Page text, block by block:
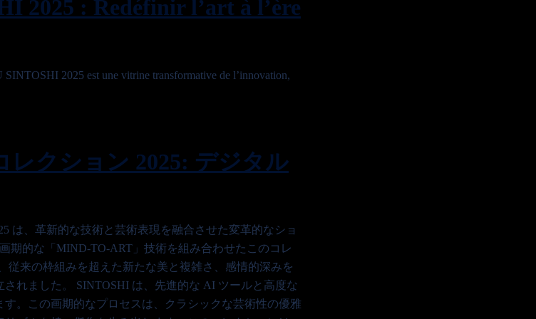
2025 : Redéfinir l’art à l’ère
2025 est une vitrine transformative de l’innovation,
クション 2025: デジタル
は、革新的な技術と芸術表現を融合させた変革的なショ
期的な「MIND-TO-ART」技術を組み合わせたこのコレ
来の枠組みを超えた新たな美と複雑さ、感情的深みを
れました。 SINTOSHI は、先進的な AI ツールと高度な
。この画期的なプロセスは、クラシックな芸術性の優雅